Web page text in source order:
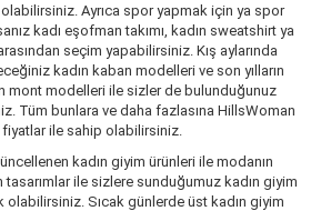
Ayrıca spor yapmak için ya spor
kadı eşofman takımı, kadın sweatshirt ya
seçim yapabilirsiniz. Kış aylarında
kadın kaban modelleri ve son yılların
mont modelleri ile sizler de bulunduğunuz
Tüm bunlara ve daha fazlasına HillsWoman
ile sahip olabilirsiniz.
kadın giyim ürünleri ile modanın
tasarımlar ile sizlere sunduğumuz kadın giyim
olabilirsiniz. Sıcak günlerde üst kadın giyim